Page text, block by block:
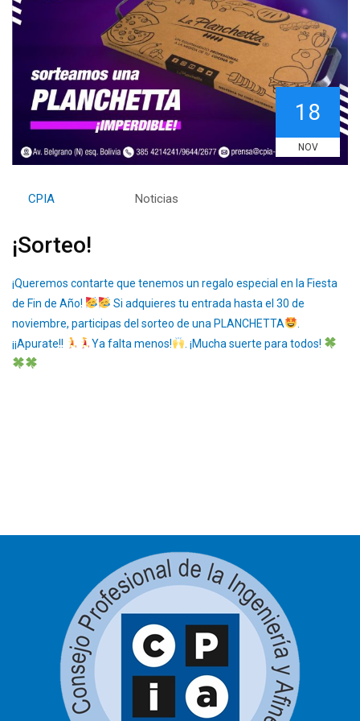
18
NOV
CPIA Noticias
¡Sorteo!
¡Queremos contarte que tenemos un regalo especial en la Fiesta
de Fin de Año!
Si adquieres tu entrada hasta el 30 de
noviembre, participas del sorteo de una PLANCHETTA
¡¡Apurate!!
Ya falta menos! . ¡Mucha suerte para todos!